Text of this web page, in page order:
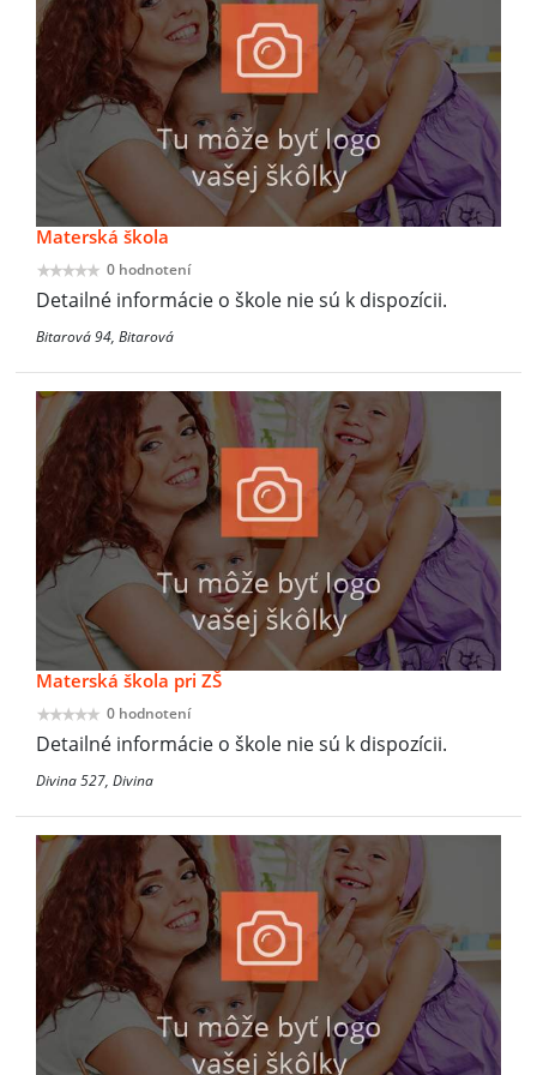
Materská škola
0 hodnotení
Detailné informácie o škole nie sú k dispozícii.
Bitarová 94, Bitarová
Materská škola pri ZŠ
0 hodnotení
Detailné informácie o škole nie sú k dispozícii.
Divina 527, Divina